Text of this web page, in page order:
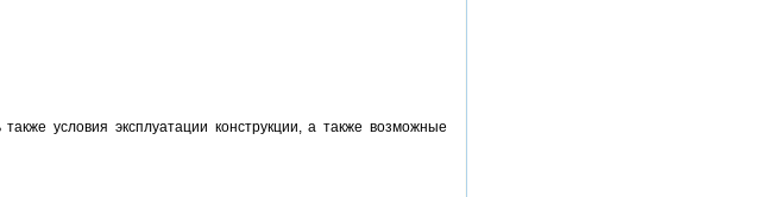
условия эксплуатации конструкции, а также возможные